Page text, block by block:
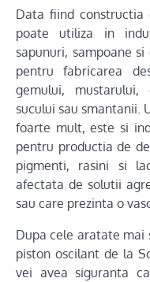
Data fiind constructia
poate utiliza in
sapunuri, sampoane
pentru fabricarea
gemului, mustarului,
sucului sau smantanii.
foarte mult, este si
pentru productia de
pigmenti, rasini si
afectata de solutii
sau care prezinta o
Dupa cele aratate mai
piston oscilant de la
vei avea siguranta